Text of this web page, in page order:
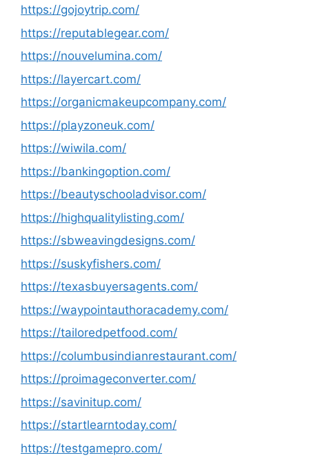
https://gojoytrip.com/
https://reputablegear.com/
https://nouvelumina.com/
https://layercart.com/
https://organicmakeupcompany.com/
https://playzoneuk.com/
https://wiwila.com/
https://bankingoption.com/
https://beautyschooladvisor.com/
https://highqualitylisting.com/
https://sbweavingdesigns.com/
https://suskyfishers.com/
https://texasbuyersagents.com/
https://waypointauthoracademy.com/
https://tailoredpetfood.com/
https://columbusindianrestaurant.com/
https://proimageconverter.com/
https://savinitup.com/
https://startlearntoday.com/
https://testgamepro.com/